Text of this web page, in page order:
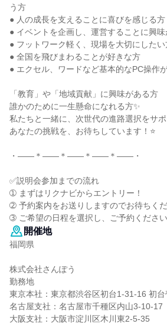
う方
● 人の成長を支えることに喜びを感じる方
● イベントを企画し、運営することに興
● フットワーク軽く、現場を大切にしたい
● 全国を飛びまわることが好きな方
● エクセル、ワードなど基本的なPC操作
「教育」や「地域貢献」に興味がある方
誰かのために一生懸命になれる方✨
私たちと一緒に、次世代の進路選択をサ
あなたの挑戦を、お待ちしています！⭐
・――＊――＊――＊――＊――・
✅説明会参加までの流れ
➀ まずはリクナビからエントリー！
➁ 予約案内をお送りしますのでお待ちく
➂ ご希望の日程を選択し、ご予約ください
開催地
福岡県
株式会社さんぽう
勤務地
東京本社：東京都渋谷区初台1-31-16 初
名古屋支社：名古屋市千種区内山3-10-17
大阪支社：大阪市淀川区木川東2-5-35